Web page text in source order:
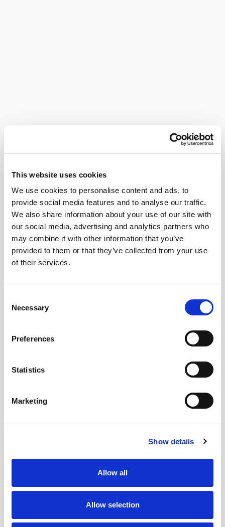
This website uses cookies
We use cookies to personalise content and ads, to
provide social media features and to analyse our traffic.
We also share information about your use of our site with
our social media, advertising and analytics partners who
may combine it with other information that you’ve
provided to them or that they’ve collected from your use
of their services.
Selection
Necessary
Preferences
Statistics
Marketing
Show details
Allow all
Allow selection